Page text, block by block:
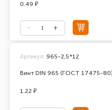
0.49 ₽
Винт DIN 965 (ГОСТ 17475-
Артикул: 965-2,5*12
1.22 ₽